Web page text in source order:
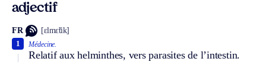
adjectif
FR [ɛlmɛ̃tik]
Médecine.
Relatif aux helminthes, vers parasites de l’intestin.
1